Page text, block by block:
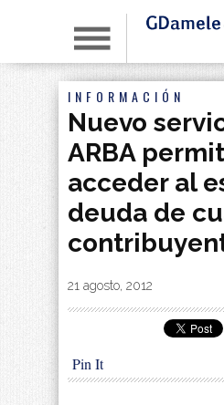
INFORMACIÓN
Nuevo
ARBA
acceder al
deuda de
By|
21 agosto, 2012
Pin It